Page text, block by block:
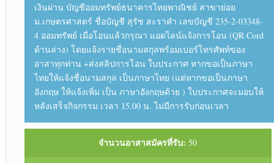
เงินผ่าน บัญชีออมทรัพย์ธนาคารไทยพาณิชย์ สาขาย่อย
ม.เกษตรศาสตร์ ชื่อบัญชี สุรัช สะราคำ เลขบัญชี 235-2-03348-
4 ออมทรัพย์ เมื่อโอนแล้วกรุณา แอดไลน์แจ้งการโอน (QR Cord
ด้านล่าง) โดยแจ้งรายชื่อนามสกุลพร้อมเบอร์โทรศัพท์ของ
อาสาทุกท่าน +ส่งสลิปการโอน ใบประกาศ หากขอเป็นภาษา
ไทยให้แจ้งชื่อนามสกุล เป็นภาษาไทย (แต่หากขอเป็นภาษา
อังกฤษ ให้แจ้งเพิ่ม เป็น ภาษาอังกฤษด้วย ) ใบประกาศจะมอบให้
หลังเสร็จกิจกรรม เวลา 15.00 น. ไม่มีการรับก่อนเวลา
จำนวนอาสาสมัครที่รับ: 50